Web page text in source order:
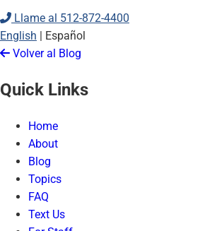
Llame al 512-872-4400
English | Español
Volver al Blog
Quick Links
Home
About
Blog
Topics
FAQ
Text Us